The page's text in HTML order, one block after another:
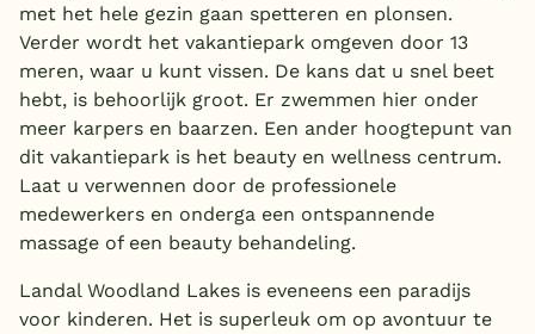
met het hele gezin gaan spetteren en plonsen.
Verder wordt het vakantiepark omgeven door 13
meren, waar u kunt vissen. De kans dat u snel beet
hebt, is behoorlijk groot. Er zwemmen hier onder
meer karpers en baarzen. Een ander hoogtepunt van
dit vakantiepark is het beauty en wellness centrum.
Laat u verwennen door de professionele
medewerkers en onderga een ontspannende
massage of een beauty behandeling.
Landal Woodland Lakes is eveneens een paradijs
voor kinderen. Het is superleuk om op avontuur te